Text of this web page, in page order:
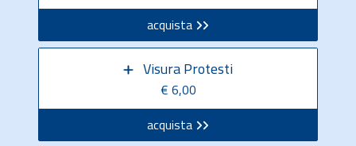
acquista
Visura Protesti
€ 6,00
acquista